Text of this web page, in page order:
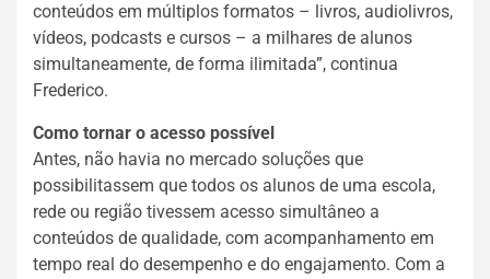
conteúdos em múltiplos formatos – livros, audiolivros,
vídeos, podcasts e cursos – a milhares de alunos
simultaneamente, de forma ilimitada”, continua
Frederico.
Como tornar o acesso possível
Antes, não havia no mercado soluções que
possibilitassem que todos os alunos de uma escola,
rede ou região tivessem acesso simultâneo a
conteúdos de qualidade, com acompanhamento em
tempo real do desempenho e do engajamento. Com a